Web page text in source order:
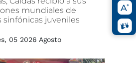
mundiales de
sinfónicas juveniles
05 2026 Agosto